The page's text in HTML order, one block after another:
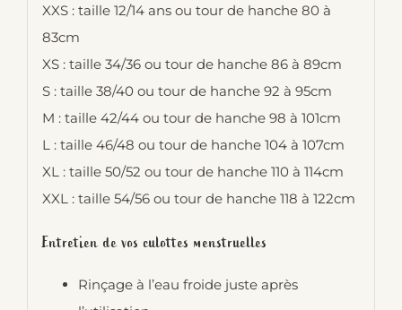
XXS : taille 12/14 ans ou tour de hanche 80 à
83cm
XS : taille 34/36 ou tour de hanche 86 à 89cm
S : taille 38/40 ou tour de hanche 92 à 95cm
M : taille 42/44 ou tour de hanche 98 à 101cm
L : taille 46/48 ou tour de hanche 104 à 107cm
XL : taille 50/52 ou tour de hanche 110 à 114cm
XXL : taille 54/56 ou tour de hanche 118 à 122cm
Entretien de vos culottes menstruelles
Rinçage à l’eau froide juste après